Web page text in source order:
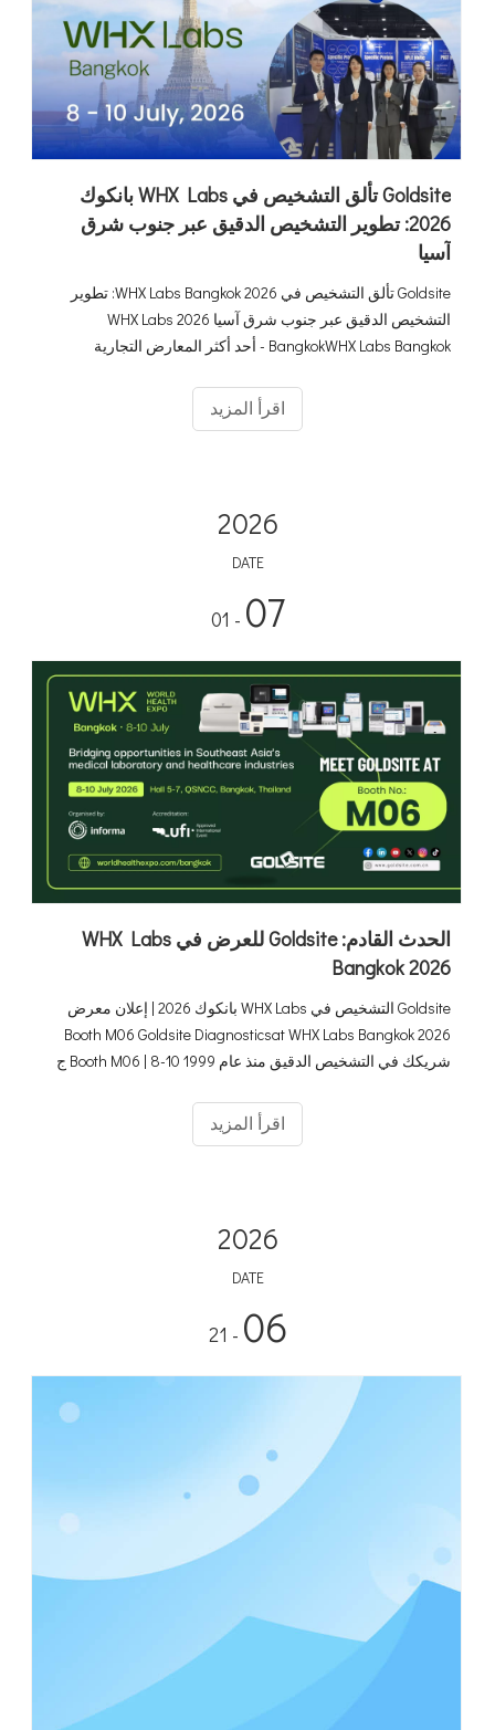
Goldsite تألق التشخيص في WHX Labs بانكوك
2026: تطوير التشخيص الدقيق عبر جنوب شرق
آسيا
Goldsite تألق التشخيص في WHX Labs Bangkok 2026: تطوير
التشخيص الدقيق عبر جنوب شرق آسيا 2026 WHX Labs
BangkokWHX Labs Bangkok - أحد أكثر المعارض التجارية
اقرأ المزيد
2026
DATE
07
- 01
الحدث القادم: Goldsite للعرض في WHX Labs
Bangkok 2026
Goldsite التشخيص في WHX Labs بانكوك 2026 | إعلان معرض
Booth M06 Goldsite Diagnosticsat WHX Labs Bangkok 2026
شريكك في التشخيص الدقيق منذ عام 1999 Booth M06 | 8-10 ج
اقرأ المزيد
2026
DATE
06
- 21